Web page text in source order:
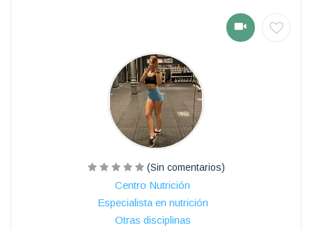
(Sin comentarios)
Centro Nutrición
Especialista en nutrición
Otras disciplinas